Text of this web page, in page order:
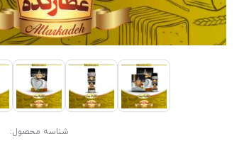
شناسه محصول: